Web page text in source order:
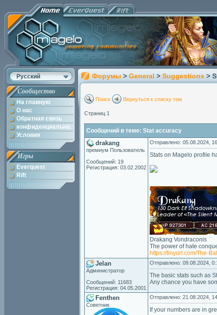
Русский
Сообщество
На главную
О нас
Обратная связь
конфиденциально.
Условия
Игры
Everquest
Rift
Форумы > General > Suggestions >
Поиск Вернуться к списку тем
Страниц 1
Сообщений в теме: Stat accuracy
drakang
премиум Пользователь
Сообщений: 19
Регистрация: 03.02.2002
Отправлено: 05.08.2024,
Stats on Magelo profile
Drakang Vondraconis
The power of hate
https://tinyurl.com/The-
Jelan
Администратор
Сообщений: 11683
Регистрация: 04.05.2001
Отправлено: 09.08.2024,
The basic stats such as
Any chance you have
Fenthen
Советник
Отправлено: 21.08.2024,
If your numbers are in